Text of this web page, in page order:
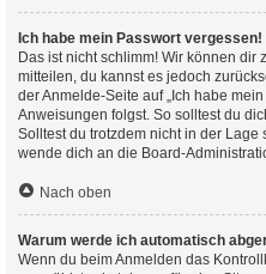
Ich habe mein Passwort vergessen!
Das ist nicht schlimm! Wir können
mitteilen, du kannst es jedoch
der Anmelde-Seite auf „Ich habe
Anweisungen folgst. So solltest du
Solltest du trotzdem nicht in der
wende dich an die Board-
Nach oben
Warum werde ich automatisch
Wenn du beim Anmelden das